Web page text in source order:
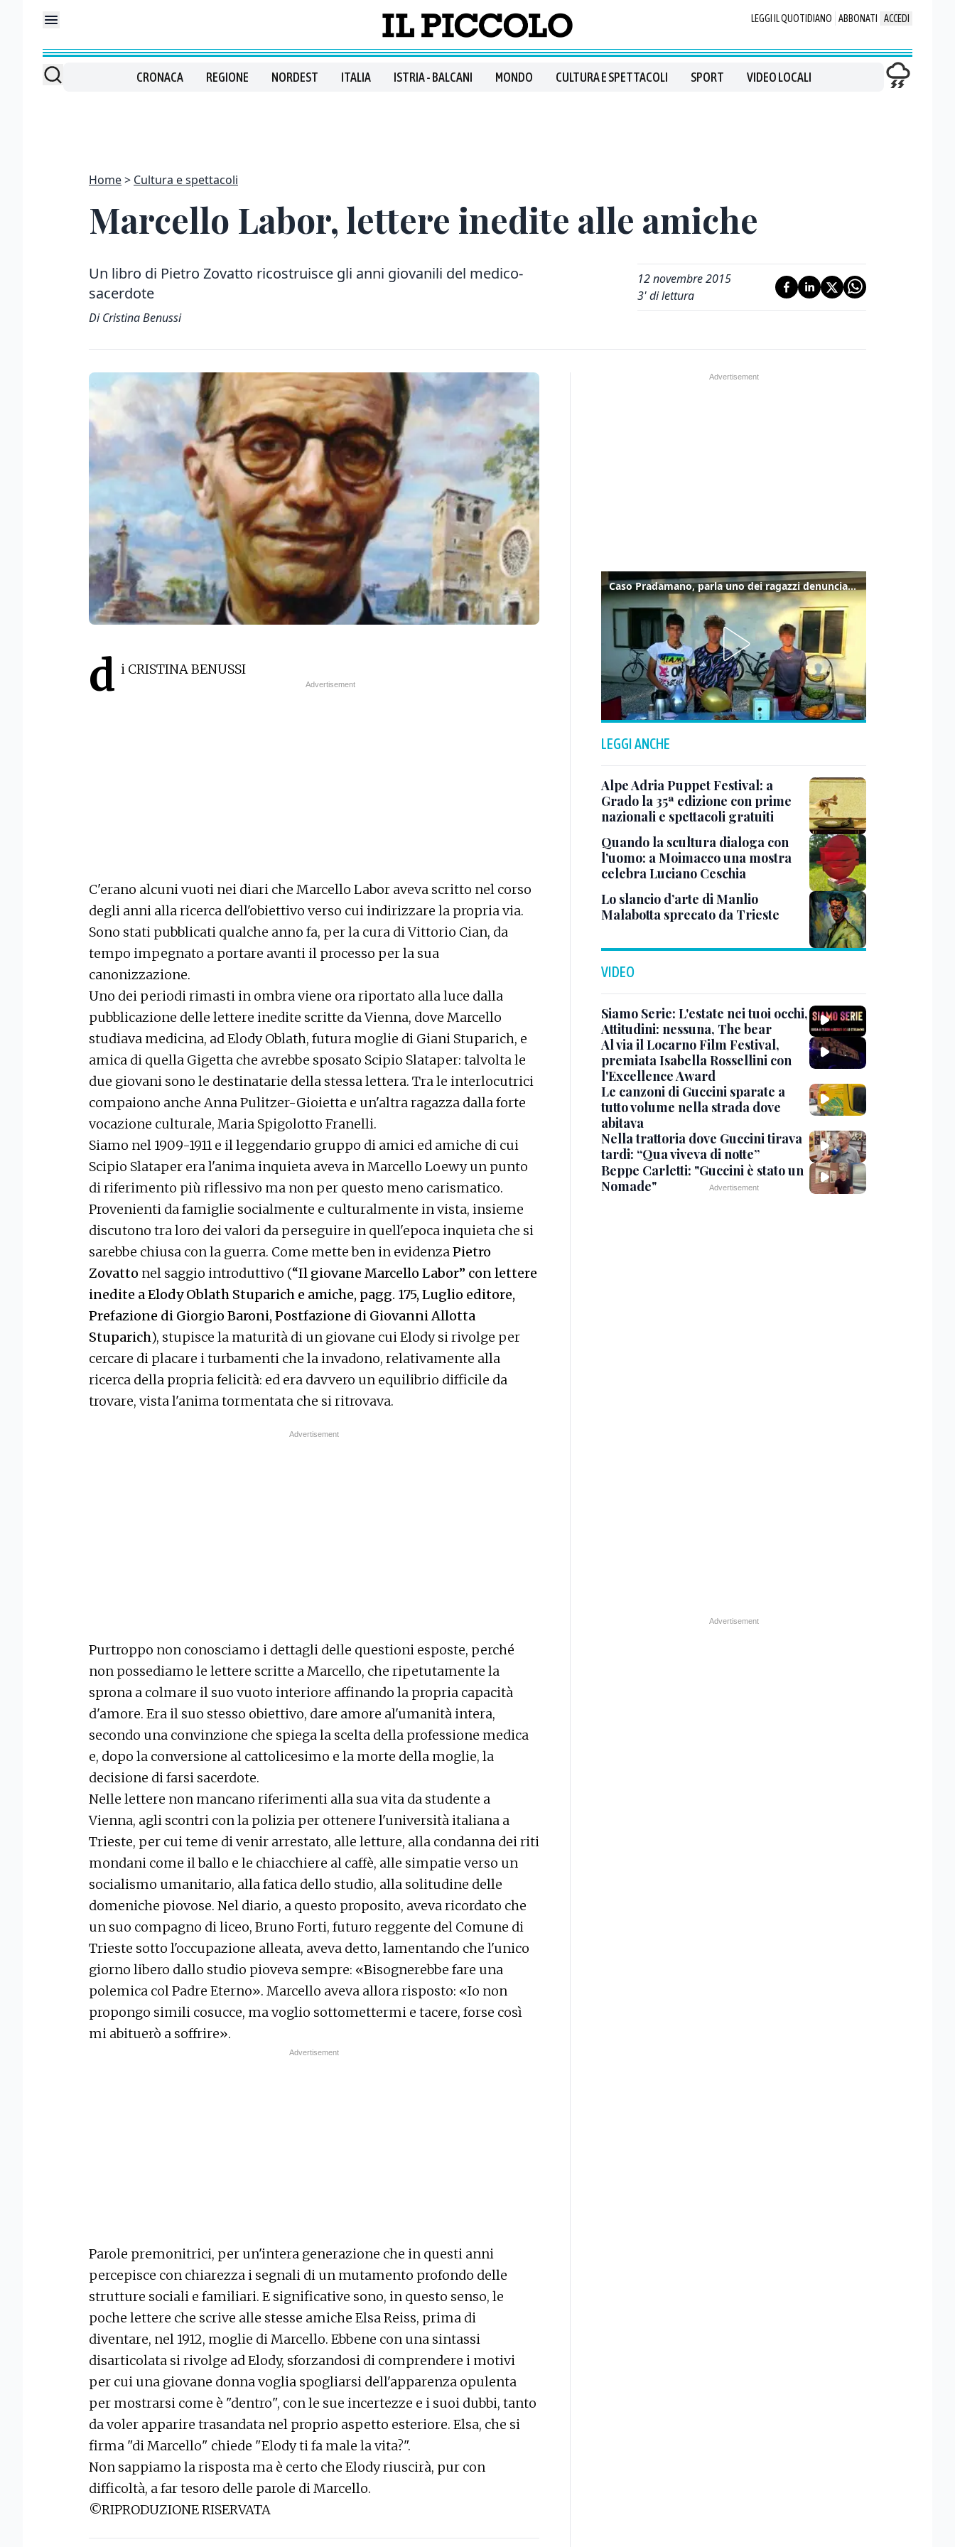
LEGGI IL QUOTIDIANO ABBONATI ACCEDI
CRONACA REGIONE NORDEST ITALIA ISTRIA - BALCANI MONDO CULTURA E SPETTACOLI SPORT VIDEO LOCALI
Home Cultura e spettacoli
Marcello Labor, lettere inedite alle amiche
Un libro di Pietro Zovatto ricostruisce gli anni giovanili del medico-
sacerdote
Di Cristina Benussi
12 novembre 2015
3' di lettura
d i CRISTINA BENUSSI
C'erano alcuni vuoti nei diari che Marcello Labor aveva scritto nel corso
degli anni alla ricerca dell'obiettivo verso cui indirizzare la propria via.
Sono stati pubblicati qualche anno fa, per la cura di Vittorio Cian, da
tempo impegnato a portare avanti il processo per la sua
canonizzazione.
Uno dei periodi rimasti in ombra viene ora riportato alla luce dalla
pubblicazione delle lettere inedite scritte da Vienna, dove Marcello
studiava medicina, ad Elody Oblath, futura moglie di Giani Stuparich, e
amica di quella Gigetta che avrebbe sposato Scipio Slataper: talvolta le
due giovani sono le destinatarie della stessa lettera. Tra le interlocutrici
compaiono anche Anna Pulitzer-Gioietta e un'altra ragazza dalla forte
vocazione culturale, Maria Spigolotto Franelli.
Siamo nel 1909-1911 e il leggendario gruppo di amici ed amiche di cui
Scipio Slataper era l'anima inquieta aveva in Marcello Loewy un punto
di riferimento più riflessivo ma non per questo meno carismatico.
Provenienti da famiglie socialmente e culturalmente in vista, insieme
discutono tra loro dei valori da perseguire in quell'epoca inquieta che si
sarebbe chiusa con la guerra. Come mette ben in evidenzaPietro
Zovatto nel saggio introduttivo (“Il giovane Marcello Labor” con lettere
inedite a Elody Oblath Stuparich e amiche, pagg. 175, Luglio editore,
Prefazione di Giorgio Baroni, Postfazione di Giovanni Allotta
Stuparich), stupisce la maturità di un giovane cui Elody si rivolge per
cercare di placare i turbamenti che la invadono, relativamente alla
ricerca della propria felicità: ed era davvero un equilibrio difficile da
trovare, vista l'anima tormentata che si ritrovava.
Purtroppo non conosciamo i dettagli delle questioni esposte, perché
non possediamo le lettere scritte a Marcello, che ripetutamente la
sprona a colmare il suo vuoto interiore affinando la propria capacità
d'amore. Era il suo stesso obiettivo, dare amore al'umanità intera,
secondo una convinzione che spiega la scelta della professione medica
e, dopo la conversione al cattolicesimo e la morte della moglie, la
decisione di farsi sacerdote.
Nelle lettere non mancano riferimenti alla sua vita da studente a
Vienna, agli scontri con la polizia per ottenere l'università italiana a
Trieste, per cui teme di venir arrestato, alle letture, alla condanna dei riti
mondani come il ballo e le chiacchiere al caffè, alle simpatie verso un
socialismo umanitario, alla fatica dello studio, alla solitudine delle
domeniche piovose. Nel diario, a questo proposito, aveva ricordato che
un suo compagno di liceo, Bruno Forti, futuro reggente del Comune di
Trieste sotto l'occupazione alleata, aveva detto, lamentando che l'unico
giorno libero dallo studio pioveva sempre: «Bisognerebbe fare una
polemica col Padre Eterno». Marcello aveva allora risposto: «Io non
propongo simili cosucce, ma voglio sottomettermi e tacere, forse così
mi abituerò a soffrire».
Parole premonitrici, per un'intera generazione che in questi anni
percepisce con chiarezza i segnali di un mutamento profondo delle
strutture sociali e familiari. E significative sono, in questo senso, le
poche lettere che scrive alle stesse amiche Elsa Reiss, prima di
diventare, nel 1912, moglie di Marcello. Ebbene con una sintassi
disarticolata si rivolge ad Elody, sforzandosi di comprendere i motivi
per cui una giovane donna voglia spogliarsi dell'apparenza opulenta
per mostrarsi come è "dentro", con le sue incertezze e i suoi dubbi, tanto
da voler apparire trasandata nel proprio aspetto esteriore. Elsa, che si
firma "di Marcello" chiede "Elody ti fa male la vita?".
Non sappiamo la risposta ma è certo che Elody riuscirà, pur con
difficoltà, a far tesoro delle parole di Marcello.
©RIPRODUZIONE RISERVATA
Caso Pradamano, parla uno dei ragazzi denunciati per la limonata: "Volevo anche aiutare i miei"
LEGGI ANCHE
Alpe Adria Puppet Festival: a
Grado la 35ª edizione con prime
nazionali e spettacoli gratuiti
Quando la scultura dialoga con
l’uomo: a Moimacco una mostra
celebra Luciano Ceschia
Lo slancio d’arte di Manlio
Malabotta sprecato da Trieste
VIDEO
Siamo Serie: L'estate nei tuoi occhi,
Attitudini: nessuna, The bear
Al via il Locarno Film Festival,
premiata Isabella Rossellini con
l'Excellence Award
Le canzoni di Guccini sparate a
tutto volume nella strada dove
abitava
Nella trattoria dove Guccini tirava
tardi: “Qua viveva di notte”
Beppe Carletti: "Guccini è stato un
Nomade"